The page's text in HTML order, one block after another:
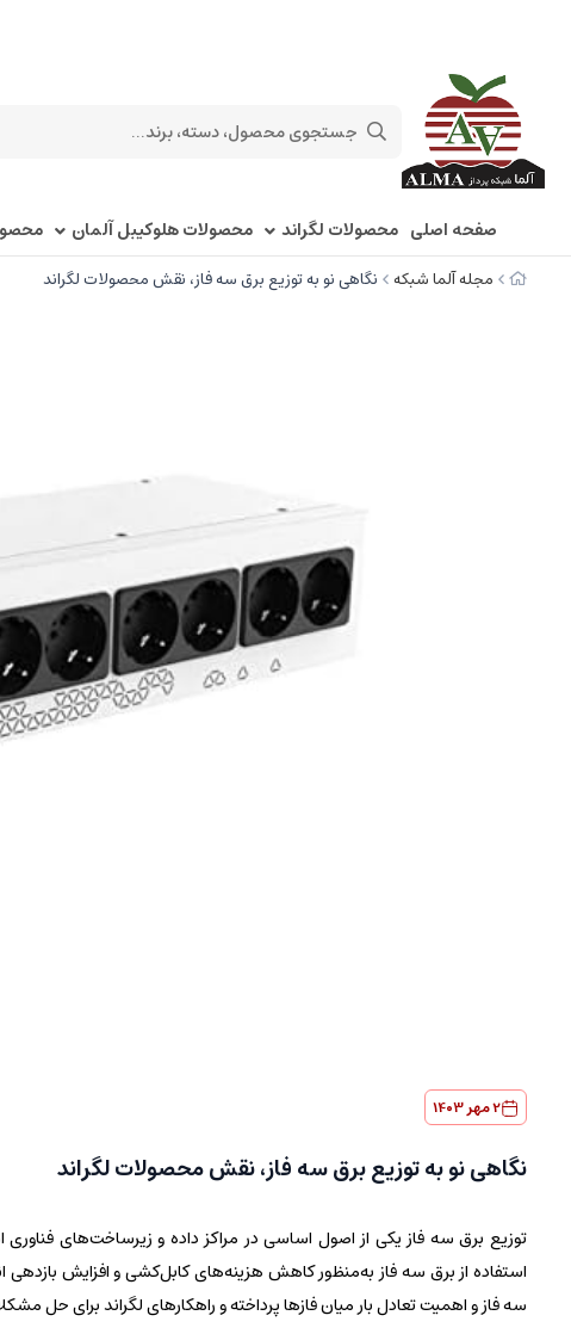
صفحه اصلی محصولات لگراند محصولات هلوکیبل آلمان
مجله آلما شبکه نگاهی نو به توزیع برق سه فاز، نقش محصولات لگراند
2 مهر 1403
نگاهی نو به توزیع برق سه فاز، نقش محصولات لگراند
توزیع برق سه فاز یکی از اصول اساسی در مراکز داده و زیرساخت‌های فناوری
استفاده از برق سه فاز به‌منظور کاهش هزینه‌های کابل‌کشی و افزایش بازدهی
سه فاز و اهمیت تعادل بار میان فازها پرداخته و راهکارهای لگراند برای حل